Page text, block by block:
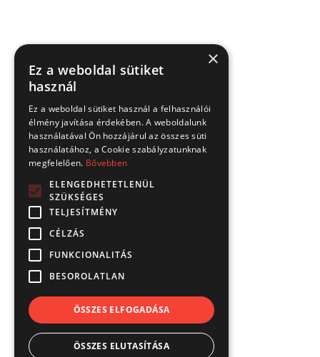
×
Ez a weboldal sütiket
használ
Ez a weboldal sütiket használ a felhasználói
élmény javítása érdekében. A weboldalunk
használatával Ön hozzájárul az összes süti
használatához, a Cookie szabályzatunknak
megfelelően. Bővebben
ELENGEDHETETLENÜL
SZÜKSÉGES
TELJESÍTMÉNY
CÉLZÁS
FUNKCIONALITÁS
BESOROLATLAN
ÖSSZES ELFOGADÁSA
ÖSSZES ELUTASÍTÁSA